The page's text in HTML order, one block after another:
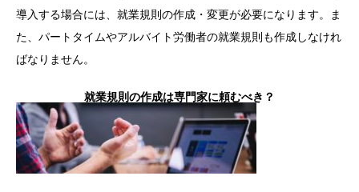
導入する場合には、就業規則の作成・変更が必要になります。ま
た、パートタイムやアルバイト労働者の就業規則も作成しなけれ
ばなりません。
就業規則の作成は専門家に頼むべき？